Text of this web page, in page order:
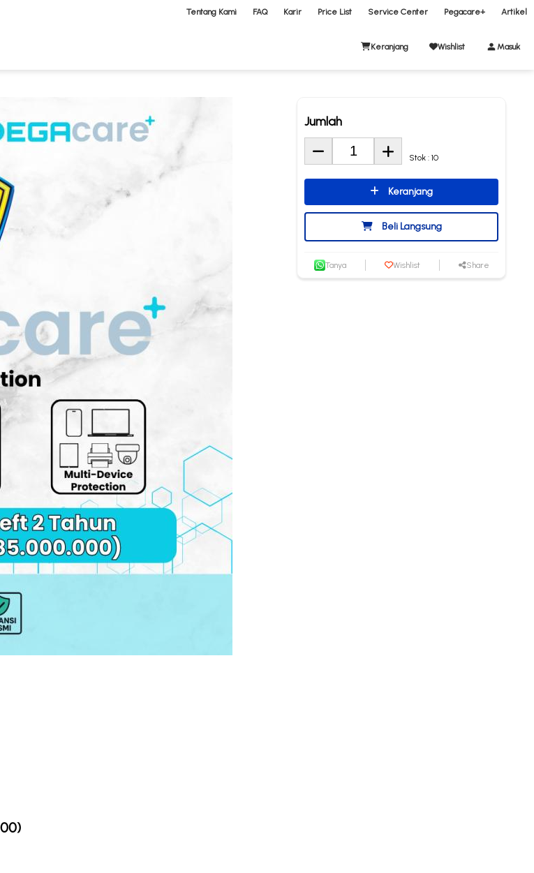
Tentang Kami FAQ Karir Price List Service Center Pegacare+ Artikel
Keranjang Wishlist Masuk
Jumlah
Stok : 10
Keranjang
Beli Langsung
Tanya Wishlist Share